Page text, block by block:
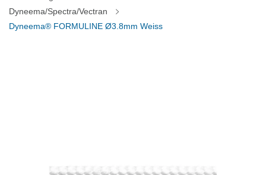
Dyneema/Spectra/Vectran
Dyneema® FORMULINE Ø3.8mm Weiss